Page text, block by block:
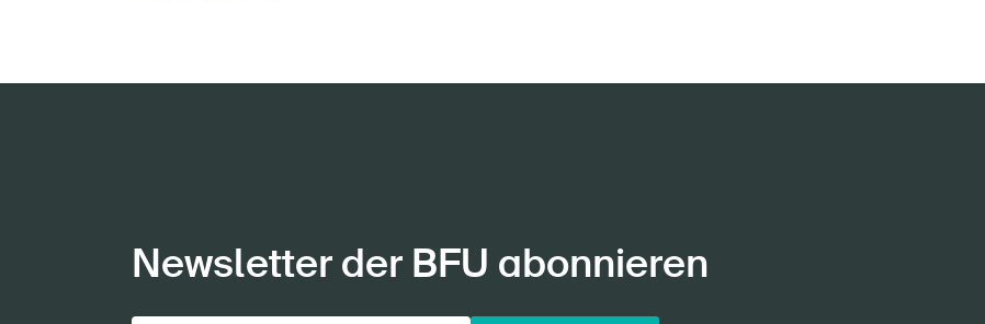
Newsletter der BFU abonnieren